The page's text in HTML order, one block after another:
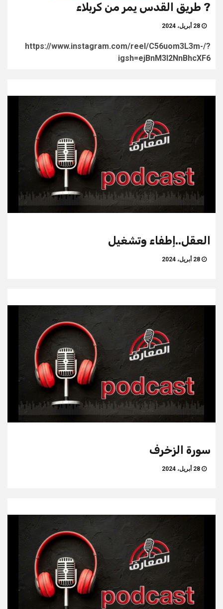
? طريق القدس يمر من كربلاء
https://www.instagram.com/reel/C56uom3L3m-/?
igsh=ejBnM3I2NnBhcXF6
العقل..إطفاء وتشغيل
سورة الزخرف